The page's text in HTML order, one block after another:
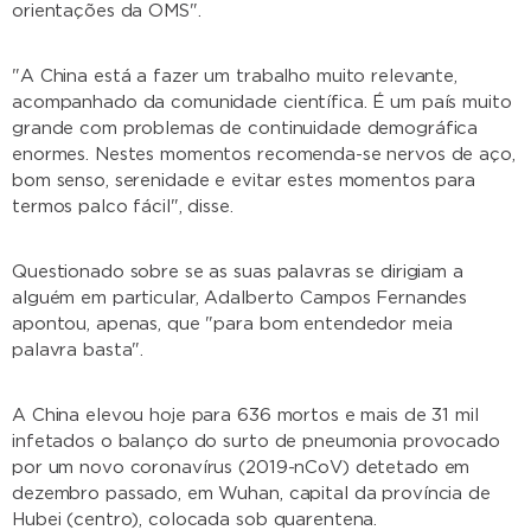
orientações da OMS".
"A China está a fazer um trabalho muito relevante,
acompanhado da comunidade científica. É um país muito
grande com problemas de continuidade demográfica
enormes. Nestes momentos recomenda-se nervos de aço,
bom senso, serenidade e evitar estes momentos para
termos palco fácil", disse.
Questionado sobre se as suas palavras se dirigiam a
alguém em particular, Adalberto Campos Fernandes
apontou, apenas, que "para bom entendedor meia
palavra basta".
A China elevou hoje para 636 mortos e mais de 31 mil
infetados o balanço do surto de pneumonia provocado
por um novo coronavírus (2019-nCoV) detetado em
dezembro passado, em Wuhan, capital da província de
Hubei (centro), colocada sob quarentena.